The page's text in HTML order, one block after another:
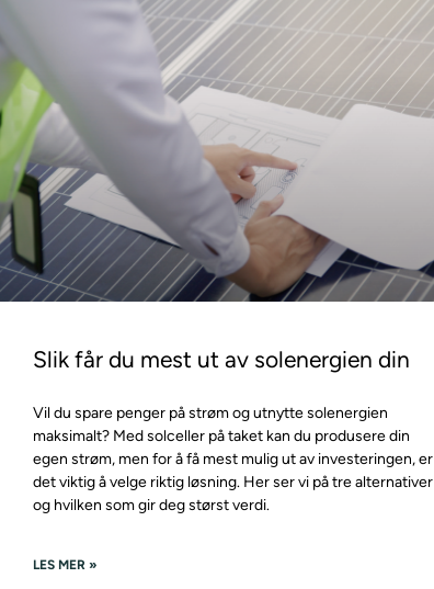
Slik får du mest ut av solenergien din
Vil du spare penger på strøm og utnytte solenergien
maksimalt? Med solceller på taket kan du produsere din
egen strøm, men for å få mest mulig ut av investeringen, er
det viktig å velge riktig løsning. Her ser vi på tre alternativer
og hvilken som gir deg størst verdi.
LES MER »